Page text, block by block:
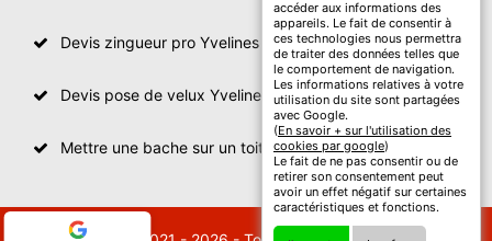
Devis zingueur pro Yvelines
Devis pose de velux Yvelines
Mettre une bache sur un toit Yvelines
accéder aux informations des
appareils. Le fait de consentir à
ces technologies nous permettra
de traiter des données telles que
le comportement de navigation.
Les informations relatives à votre
utilisation du site sont partagées
avec Google.
(En savoir + sur l'utilisation des
cookies par google)
Le fait de ne pas consentir ou de
retirer son consentement peut
avoir un effet négatif sur certaines
caractéristiques et fonctions.